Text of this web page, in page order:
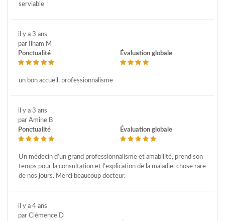
serviable
il y a 3 ans
par Ilham M
Ponctualité
Évaluation globale
un bon accueil, professionnalisme
il y a 3 ans
par Amine B
Ponctualité
Évaluation globale
Un médecin d’un grand professionnalisme et amabilité, prend son
temps pour la consultation et l’explication de la maladie, chose rare
de nos jours. Merci beaucoup docteur.
il y a 4 ans
par Clémence D